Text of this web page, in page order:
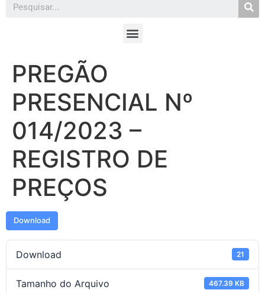
PREGÃO
PRESENCIAL Nº
014/2023 –
REGISTRO DE
PREÇOS
Download
Download 21
Tamanho do Arquivo 467.39 KB